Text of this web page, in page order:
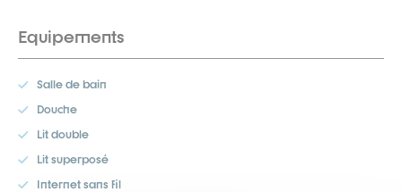
Equipements
Salle de bain
Douche
Lit double
Lit superposé
Internet sans fil